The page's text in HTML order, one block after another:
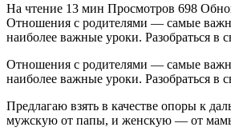
На чтение 13 мин Просмотров 698
Отношения с родителями — самые
наиболее важные уроки. Разобраться
Отношения с родителями — самые
наиболее важные уроки. Разобраться
Предлагаю взять в качестве опоры к
мужскую от папы, и женскую — от